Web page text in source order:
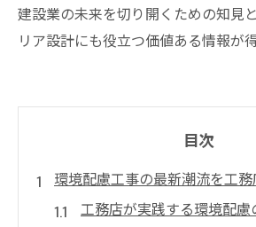
建設業の未来を切り開くための知見
リア設計にも役立つ価値ある情報が
目次
環境配慮工事の最新潮流を工務
工務店が実践する環境配